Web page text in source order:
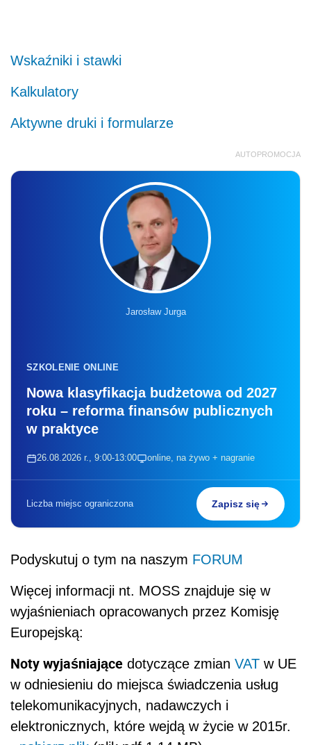
Wskaźniki i stawki
Kalkulatory
Aktywne druki i formularze
AUTOPROMOCJA
Jarosław Jurga
SZKOLENIE ONLINE
Nowa klasyfikacja budżetowa od 2027
roku – reforma finansów publicznych
w praktyce
26.08.2026 r., 9:00-13:00 online, na żywo + nagranie
Liczba miejsc ograniczona Zapisz się
Podyskutuj o tym na naszym FORUM
Więcej informacji nt. MOSS znajduje się w
wyjaśnieniach opracowanych przez Komisję
Europejską:
Noty wyjaśniające dotyczące zmian VAT w UE
w odniesieniu do miejsca świadczenia usług
telekomunikacyjnych, nadawczych i
elektronicznych, które wejdą w życie w 2015r.